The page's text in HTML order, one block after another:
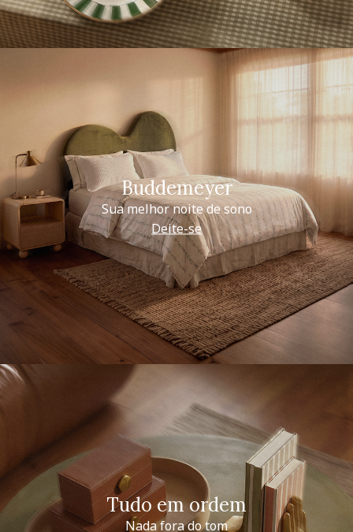
Buddemeyer
Sua melhor noite de sono
Deite-se
Tudo em ordem
Nada fora do tom